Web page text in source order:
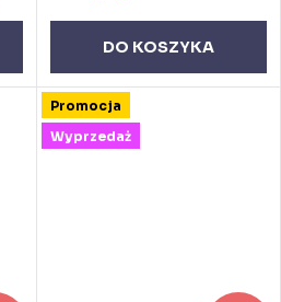
DO KOSZYKA
Promocja
Wyprzedaż